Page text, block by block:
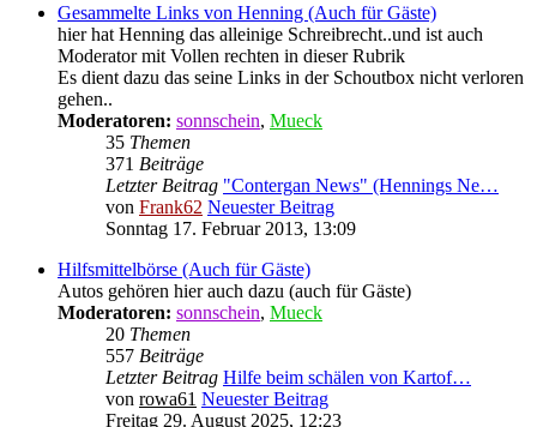
Gesammelte Links von Henning (Auch für Gäste)
hier hat Henning das alleinige Schreibrecht..und ist auch
Moderator mit Vollen rechten in dieser Rubrik
Es dient dazu das seine Links in der Schoutbox nicht verloren
gehen..
Moderatoren: sonnschein, Mueck
35 Themen
371 Beiträge
Letzter Beitrag "Contergan News" (Hennings Ne…
von Frank62 Neuester Beitrag
Sonntag 17. Februar 2013, 13:09
Hilfsmittelbörse (Auch für Gäste)
Autos gehören hier auch dazu (auch für Gäste)
Moderatoren: sonnschein, Mueck
20 Themen
557 Beiträge
Letzter Beitrag Hilfe beim schälen von Kartof…
von rowa61 Neuester Beitrag
Freitag 29. August 2025, 12:23